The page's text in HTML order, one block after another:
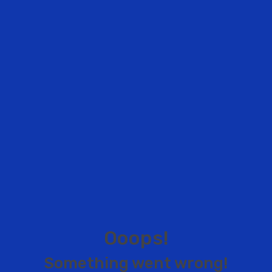
Ooops!
Something went wrong!